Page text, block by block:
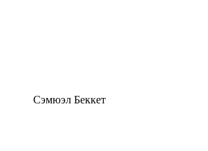
Сэмюэл Беккет